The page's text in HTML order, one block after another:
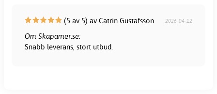
(5 av 5) av Catrin Gustafsson 2026-04-12
Om Skapamer.se:
Snabb leverans, stort utbud.